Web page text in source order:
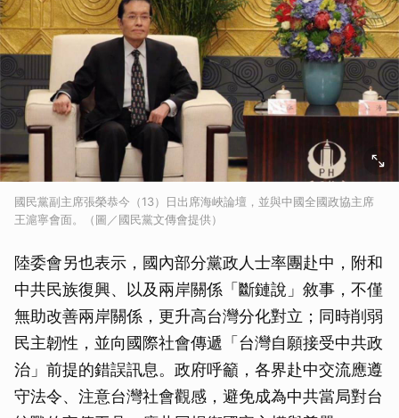
國民黨副主席張榮恭今（13）日出席海峽論壇，並與中國全國政協主席
王滬寧會面。（圖／國民黨文傳會提供）
陸委會另也表示，國內部分黨政人士率團赴中，附和
中共民族復興、以及兩岸關係「斷鏈說」敘事，不僅
無助改善兩岸關係，更升高台灣分化對立；同時削弱
民主韌性，並向國際社會傳遞「台灣自願接受中共政
治」前提的錯誤訊息。政府呼籲，各界赴中交流應遵
守法令、注意台灣社會觀感，避免成為中共當局對台